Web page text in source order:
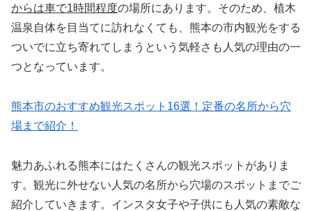
からは車で1時間程度の場所にあります。そのため、植木
温泉自体を目当てに訪れなくても、熊本の市内観光をする
ついでに立ち寄れてしまうという気軽さも人気の理由の一
つとなっています。
熊本市のおすすめ観光スポット16選！定番の名所から穴
場まで紹介！
魅力あふれる熊本にはたくさんの観光スポットがありま
す。観光に外せない人気の名所から穴場のスポットまでご
紹介していきます。インスタ女子や子供にも人気の素敵な